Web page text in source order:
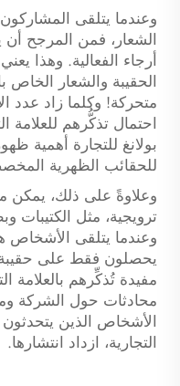
وعندما يتلقى
الشعار، فمن المرجح أن
أرجاء الفعالية. وهذا
الحقيبة والشعار الخاص
متحركة! وكلما زاد عدد
احتمال تذكُّرهم
بولانغ للتجارة أهمية
للحقائب الظهرية
وعلاوةً على ذلك، يمكن
ترويجية، مثل الكتيبات
وعندما يتلقى الأشخاص
يحصلون فقط على
مفيدة تُذكِّرهم بالعلامة
محادثات حول الشركة
الأشخاص الذين يتحدثون
التجارية، ازداد انتشارها.